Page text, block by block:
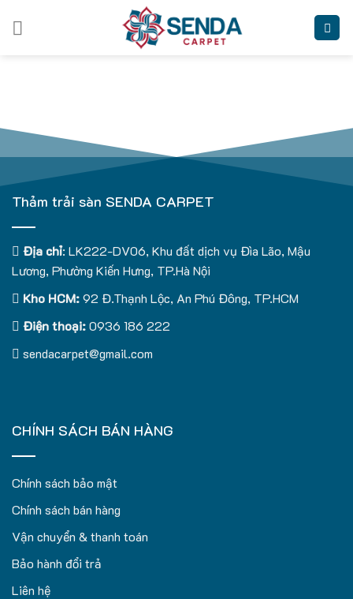
Thảm trải sàn SENDA CARPET
Địa chỉ: LK222-DV06, Khu đất dịch vụ Đìa Lão, Mậu
Lương, Phường Kiến Hưng, TP.Hà Nội
Kho HCM:92 Đ.Thạnh Lộc, An Phú Đông, TP.HCM
Điện thoại:0936 186 222
sendacarpet@gmail.com
CHÍNH SÁCH BÁN HÀNG
Chính sách bảo mật
Chính sách bán hàng
Vận chuyển & thanh toán
Bảo hành đổi trả
Liên hệ